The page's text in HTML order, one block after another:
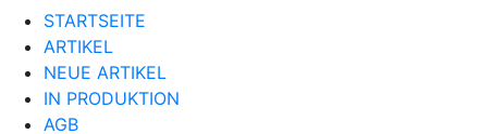
STARTSEITE
ARTIKEL
NEUE ARTIKEL
IN PRODUKTION
AGB